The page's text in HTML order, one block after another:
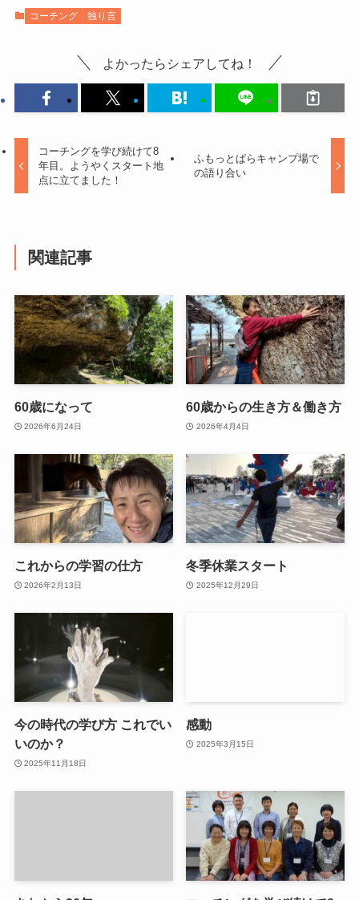
コーチング 独り言
よかったらシェアしてね！
コーチングを学び続けて8
年目。ようやくスタート地
点に立てました！
ふもっとぱらキャンプ場で
の語り合い
関連記事
60歳になって
2026年6月24日
60歳からの生き方＆働き方
2026年4月4日
これからの学習の仕方
2026年2月13日
冬季休業スタート
2025年12月29日
今の時代の学び方 これでい
いのか？
2025年11月18日
感動
2025年3月15日